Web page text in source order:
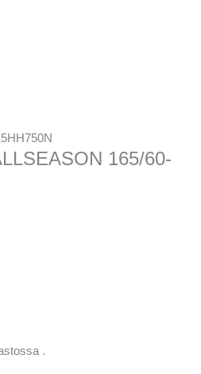
165/60-
.